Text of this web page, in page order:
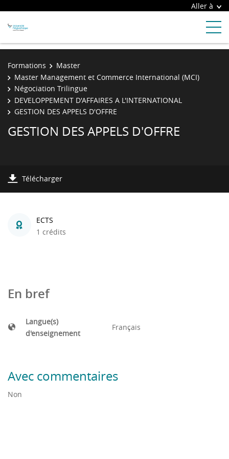
Aller à
Formations
Master
Master Management et Commerce International (MCI)
Négociation Trilingue
DEVELOPPEMENT D'AFFAIRES A L'INTERNATIONAL
GESTION DES APPELS D'OFFRE
GESTION DES APPELS D'OFFRE
Télécharger
ECTS
1 crédits
En bref
Langue(s)
d'enseignement
Français
Avec commentaires
Non